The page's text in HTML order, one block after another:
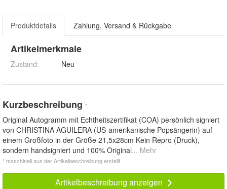
Produktdetails Zahlung, Versand & Rückgabe
Artikelmerkmale
Zustand: Neu
Kurzbeschreibung *
Original Autogramm mit Echtheitszertifikat (COA) persönlich signiert
von CHRISTINA AGUILERA (US-amerikanische Popsängerin) auf
einem Großfoto in der Größe 21,5x28cm Kein Repro (Druck),
sondern handsigniert und 100% Original... Mehr
* maschinell aus der Artikelbeschreibung erstellt
Artikelbeschreibung anzeigen